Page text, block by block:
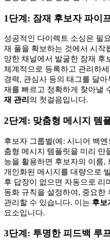
1단계: 잠재 후보자 파이
성공적인 다이렉트 소싱은 필
재 풀을 확보하는 것에서 시작
양한 채널에서 발굴한 잠재 후
체계적으로 등록하고 관리하
경력, 관심사 등의 태그를 달
재를 빠르고 정확하게 찾아낼
재 관리 의 첫걸음입니다.
2단계: 맞춤형 메시지 템
후보자 그룹별(예: 시니어 백
춤형 메시지 템플릿을 미리 만
능을 활용하면 후보자의 이름,
개인화된 메시지를 대량으로
후 답장이 없으면 자동으로 리
동화 규칙을 설정하여, 중요한
관리할 수 있습니다. 이는 후보
요소입니다.
3단계: 투명한 피드백 루